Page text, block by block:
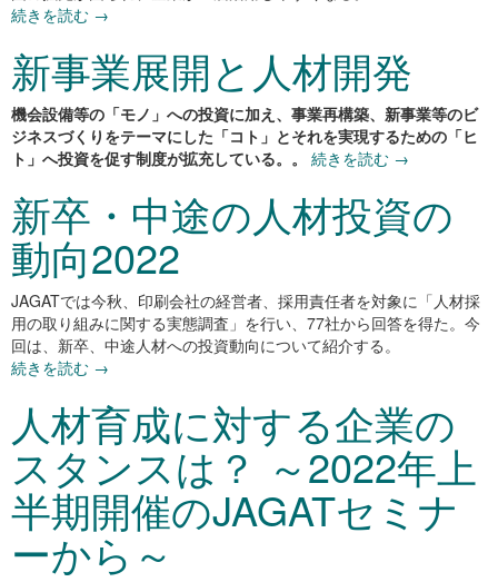
続きを読む →
新事業展開と人材開発
機会設備等の「モノ」への投資に加え、事業再構築、新事業等のビ
ジネスづくりをテーマにした「コト」とそれを実現するための「ヒ
ト」へ投資を促す制度が拡充している。 。 続きを読む →
新卒・中途の人材投資の
動向2022
JAGATでは今秋、印刷会社の経営者、採用責任者を対象に「人材採
用の取り組みに関する実態調査」を行い、77社から回答を得た。今
回は、新卒、中途人材への投資動向について紹介する。
続きを読む →
人材育成に対する企業の
スタンスは？ ～2022年上
半期開催のJAGATセミナ
ーから～